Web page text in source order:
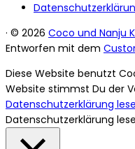
· © 2026 Coco und Nanju
Entworfen mit dem
Diese Website benutzt
Website stimmst Du der
Datenschutzerklärung
Datenschutzerklärung